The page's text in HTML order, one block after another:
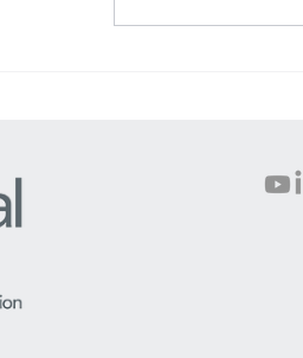
אסטרטגיה היא עניין פשוט